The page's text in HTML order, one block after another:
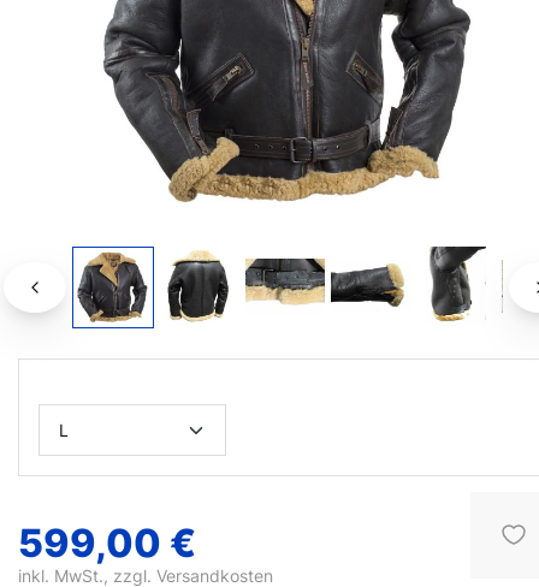
599,00 €
inkl. MwSt., zzgl. Versandkosten